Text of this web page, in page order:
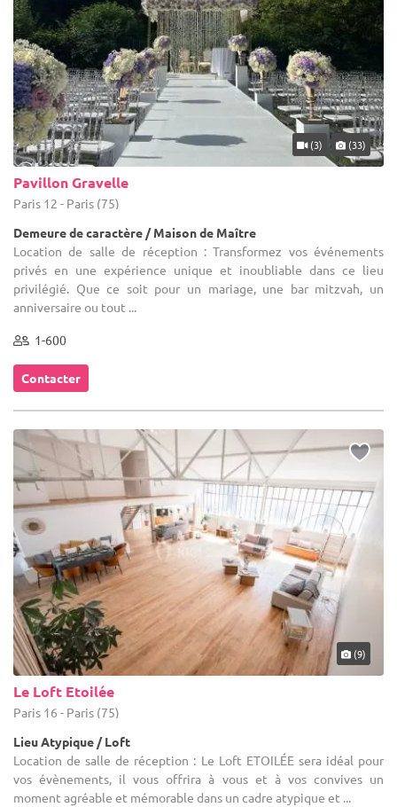
(3) (33)
Pavillon Gravelle
Paris 12 - Paris (75)
Demeure de caractère / Maison de Maître
Location de salle de réception : Transformez vos événements
privés en une expérience unique et inoubliable dans ce lieu
privilégié. Que ce soit pour un mariage, une bar mitzvah, un
anniversaire ou tout ...
1-600
Contacter
(9)
Le Loft Etoilée
Paris 16 - Paris (75)
Lieu Atypique / Loft
Location de salle de réception : Le Loft ETOILÉE sera idéal pour
vos évènements, il vous offrira à vous et à vos convives un
moment agréable et mémorable dans un cadre atypique et ...